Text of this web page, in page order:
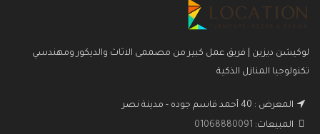
لوكيشن ديزين | فريق عمل كبير من مصممى الاثاث والديكور ومهندسي
تكنولوجيا المنازل الذكية
المعرض : 40 أحمد قاسم جوده - مدينة نصر
المبيعات: 01068880091